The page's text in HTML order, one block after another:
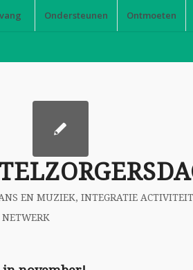
Ondersteunen Ontmoeten
EN MUZIEK, INTEGRATIE ACTIVITEIT